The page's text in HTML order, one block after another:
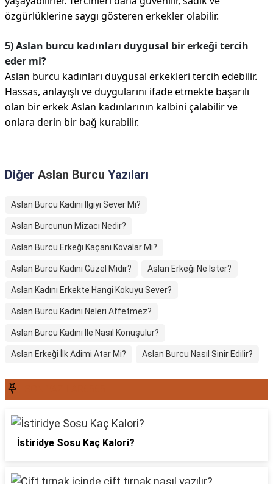
özgürlüklerine saygı gösteren erkekler olabilir.
5) Aslan burcu kadınları duygusal bir erkeği tercih
eder mi?
Aslan burcu kadınları duygusal erkekleri tercih edebilir.
Hassas, anlayışlı ve duygularını ifade etmekte başarılı
olan bir erkek Aslan kadınlarının kalbini çalabilir ve
onlara derin bir bağ kurabilir.
Diğer Aslan Burcu Yazıları
Aslan Burcu Kadını İlgiyi Sever Mi?
Aslan Burcunun Mizacı Nedir?
Aslan Burcu Erkeği Kaçanı Kovalar Mı?
Aslan Burcu Kadını Güzel Midir? Aslan Erkeği Ne İster?
Aslan Kadını Erkekte Hangi Kokuyu Sever?
Aslan Burcu Kadını Neleri Affetmez?
Aslan Burcu Kadını İle Nasıl Konuşulur?
Aslan Erkeği İlk Adimi Atar Mi? Aslan Burcu Nasıl Sinir Edilir?
İstiridye Sosu Kaç Kalori?